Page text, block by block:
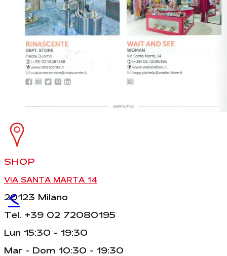
<
SHOP
VIA SANTA MARTA 14
20123 Milano
Tel. +39 02 72080195
Lun 15:30 - 19:30
Mar - Dom 10:30 - 19:30